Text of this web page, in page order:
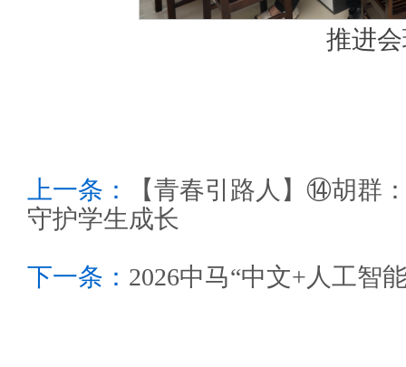
推进
上一条：
【青春引路人】⑭胡群
守护学生成长
下一条： 2026中马“中文+人工智